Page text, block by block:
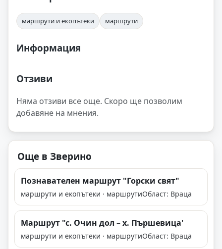
маршрути и екопътеки маршрути
Информация
Отзиви
Няма отзиви все още. Скоро ще позволим
добавяне на мнения.
Още в Зверино
Познавателен маршрут "Горски свят"
маршрути и екопътеки · маршрутиОбласт: Враца
Маршрут "с. Очин дол – х. Пършевица'
маршрути и екопътеки · маршрутиОбласт: Враца